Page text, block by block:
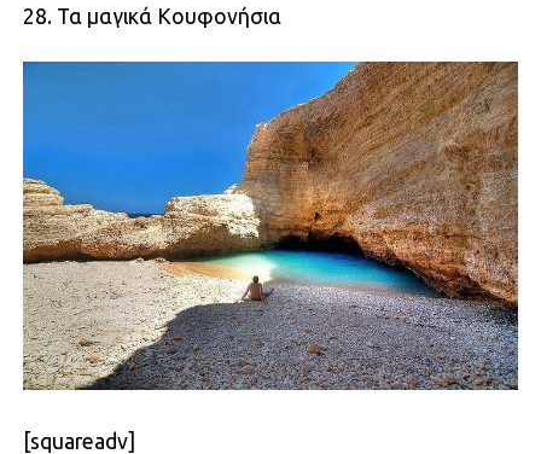
28. Τα μαγικά Κουφονήσια
[squareadv]